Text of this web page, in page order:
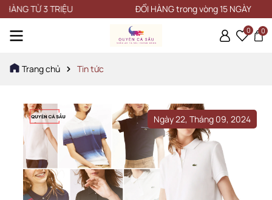
3 TRIỆU ĐỔI HÀNG trong vòng 15 NGÀY
0 0
Trang chủ Tin tức
Ngày 22, Tháng 09, 2024